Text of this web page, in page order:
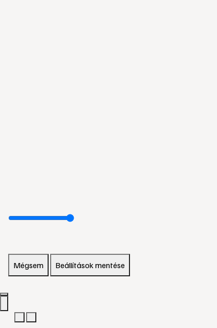
Mégsem Beállítások mentése